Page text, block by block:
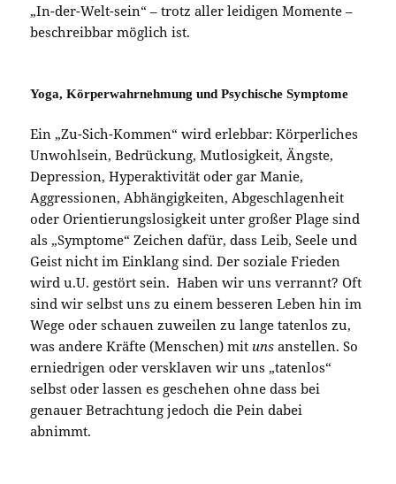
„In-der-Welt-sein“ – trotz aller leidigen Momente –
beschreibbar möglich ist.
Yoga, Körperwahrnehmung und Psychische Symptome
Ein „Zu-Sich-Kommen“ wird erlebbar: Körperliches
Unwohlsein, Bedrückung, Mutlosigkeit, Ängste,
Depression, Hyperaktivität oder gar Manie,
Aggressionen, Abhängigkeiten, Abgeschlagenheit
oder Orientierungslosigkeit unter großer Plage sind
als „Symptome“ Zeichen dafür, dass Leib, Seele und
Geist nicht im Einklang sind. Der soziale Frieden
wird u.U. gestört sein. Haben wir uns verrannt? Oft
sind wir selbst uns zu einem besseren Leben hin im
Wege oder schauen zuweilen zu lange tatenlos zu,
was andere Kräfte (Menschen) mit uns anstellen. So
erniedrigen oder versklaven wir uns „tatenlos“
selbst oder lassen es geschehen ohne dass bei
genauer Betrachtung jedoch die Pein dabei
abnimmt.